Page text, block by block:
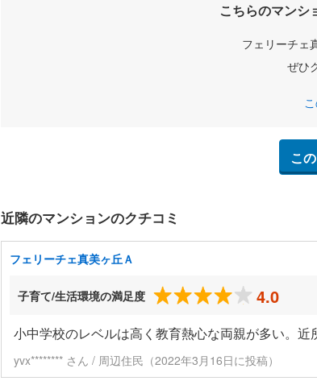
こちらのマンシ
フェリーチェ
ぜひ
こ
近隣のマンションのクチコミ
フェリーチェ真美ヶ丘Ａ
子育て/生活環境の満足度 4.0
小中学校のレベルは高く教育熱心な両親が多い。
yvx******** さん / 周辺住民（2022年3月16日に投稿）